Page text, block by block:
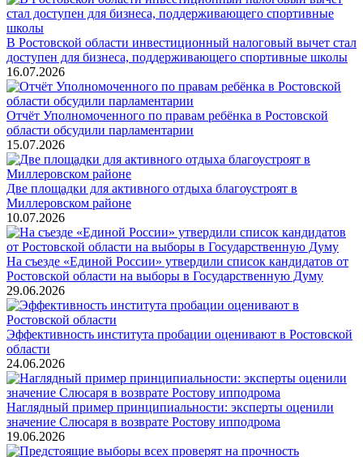
В Ростовской области инвестиционный налоговый вычет стал
доступен для бизнеса, поддерживающего спортивные школы
16.07.2026
Отчёт Уполномоченного по правам ребёнка в Ростовской
области обсудили парламентарии
15.07.2026
Две площадки для активного отдыха благоустроят в
Миллеровском районе
10.07.2026
На съезде «Единой России» утвердили список кандидатов от
Ростовской области на выборы в Государственную Думу
29.06.2026
Эффективность института пробации оценивают в Ростовской
области
24.06.2026
Наглядный пример принципиальности: эксперты оценили
значение Слюсаря в возврате Ростову ипподрома
19.06.2026